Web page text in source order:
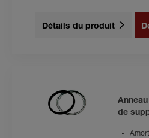
Détails du produit
de